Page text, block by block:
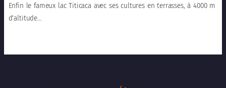
Enfin le fameux lac Titicaca avec ses cultures en terrasses, à 4000 m
d’altitude…